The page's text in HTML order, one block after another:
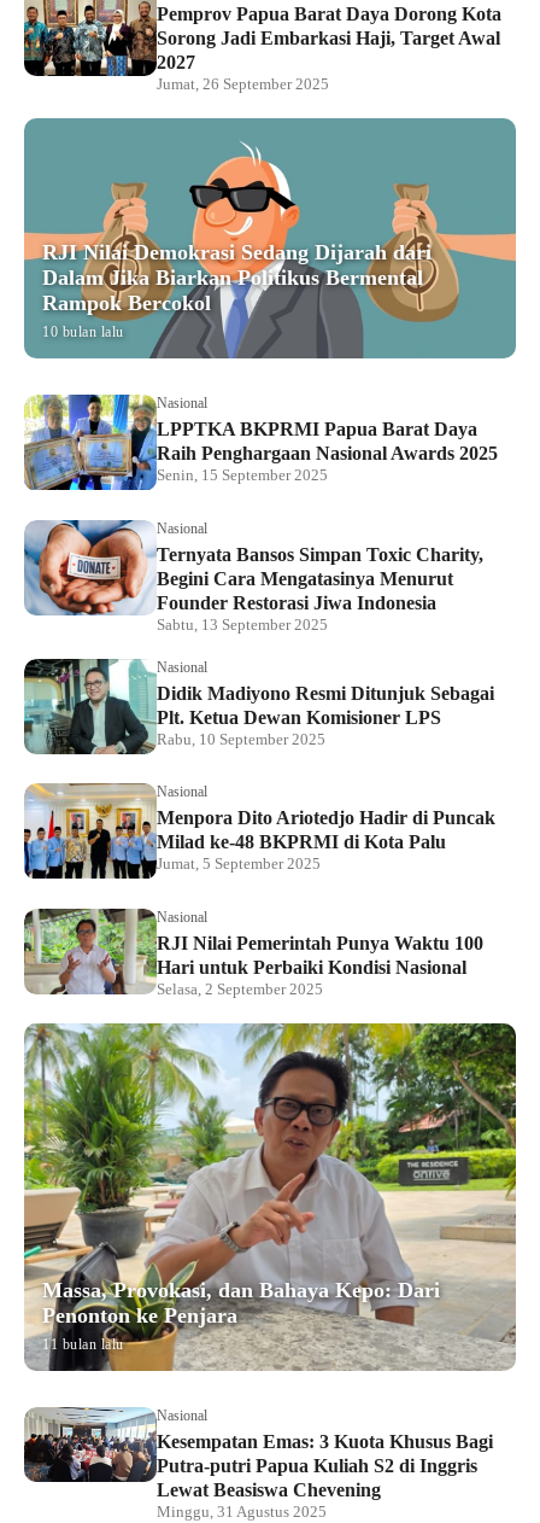
Pemprov Papua Barat Daya Dorong Kota
Sorong Jadi Embarkasi Haji, Target Awal
2027
Jumat, 26 September 2025
RJI Nilai Demokrasi Sedang Dijarah dari
Dalam Jika Biarkan Politikus Bermental
Rampok Bercokol
10 bulan lalu
Nasional
LPPTKA BKPRMI Papua Barat Daya
Raih Penghargaan Nasional Awards 2025
Senin, 15 September 2025
Nasional
Ternyata Bansos Simpan Toxic Charity,
Begini Cara Mengatasinya Menurut
Founder Restorasi Jiwa Indonesia
Sabtu, 13 September 2025
Nasional
Didik Madiyono Resmi Ditunjuk Sebagai
Plt. Ketua Dewan Komisioner LPS
Rabu, 10 September 2025
Nasional
Menpora Dito Ariotedjo Hadir di Puncak
Milad ke-48 BKPRMI di Kota Palu
Jumat, 5 September 2025
Nasional
RJI Nilai Pemerintah Punya Waktu 100
Hari untuk Perbaiki Kondisi Nasional
Selasa, 2 September 2025
Massa, Provokasi, dan Bahaya Kepo: Dari
Penonton ke Penjara
11 bulan lalu
Nasional
Kesempatan Emas: 3 Kuota Khusus Bagi
Putra-putri Papua Kuliah S2 di Inggris
Lewat Beasiswa Chevening
Minggu, 31 Agustus 2025